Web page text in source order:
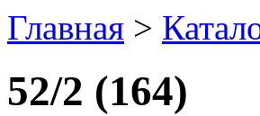
Главная >
52/2 (164)